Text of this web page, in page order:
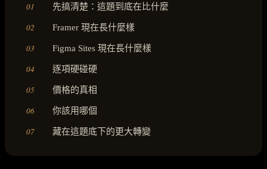
01 先搞清楚：這題到底在比什麼
02 Framer 現在長什麼樣
03 Figma Sites 現在長什麼樣
04 逐項硬碰硬
05 價格的真相
06 你該用哪個
07 藏在這題底下的更大轉變